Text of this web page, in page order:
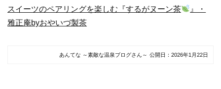
スイーツのペアリングを楽しむ『するがヌーン茶
』・
雅正庵byおやいづ製茶
あんてな ～素敵な温泉ブログさん～ 公開日： 2026年1月22日